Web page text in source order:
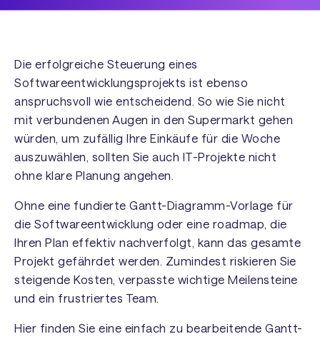
Die erfolgreiche Steuerung eines
Softwareentwicklungsprojekts ist ebenso
anspruchsvoll wie entscheidend. So wie Sie nicht
mit verbundenen Augen in den Supermarkt gehen
würden, um zufällig Ihre Einkäufe für die Woche
auszuwählen, sollten Sie auch IT-Projekte nicht
ohne klare Planung angehen.
Ohne eine fundierte Gantt-Diagramm-Vorlage für
die Softwareentwicklung oder eine roadmap, die
Ihren Plan effektiv nachverfolgt, kann das gesamte
Projekt gefährdet werden. Zumindest riskieren Sie
steigende Kosten, verpasste wichtige Meilensteine
und ein frustriertes Team.
Hier finden Sie eine einfach zu bearbeitende Gantt-